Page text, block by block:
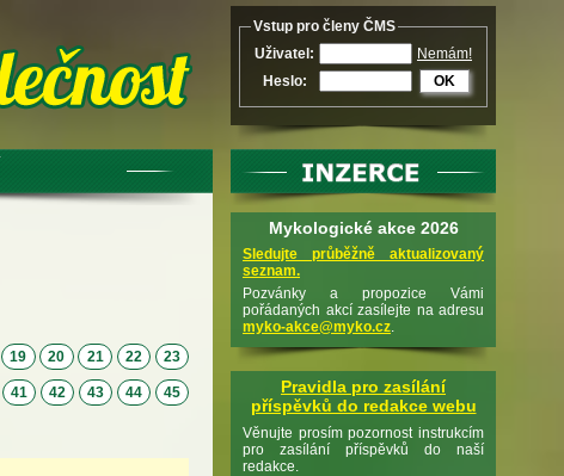
19 20 21 22 23
41 42 43 44 45
Vstup pro členy ČMS
Uživatel:
Nemám!
Heslo:
OK
Mykologické akce 2026
Sledujte průběžně aktualizovaný
seznam.
Pozvánky a propozice Vámi
pořádaných akcí zasílejte na adresu
myko-akce@myko.cz.
Pravidla pro zasílání
příspěvků do redakce webu
Věnujte prosím pozornost instrukcím
pro zasílání příspěvků do naší
redakce.